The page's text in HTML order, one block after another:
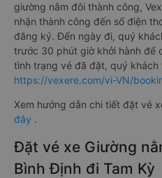
giường nằm đôi thành công,
nhận thành công đến số điện
đăng ký. Đến ngày đi, quý
trước 30 phút giờ khởi hành để
tình trạng vé đã đặt, quý khách
https://vexere.com/vi-VN/
Xem hướng dẫn chi tiết đặt vé
đây .
Đặt vé xe Giường
Bình Định đi Tam Kỳ